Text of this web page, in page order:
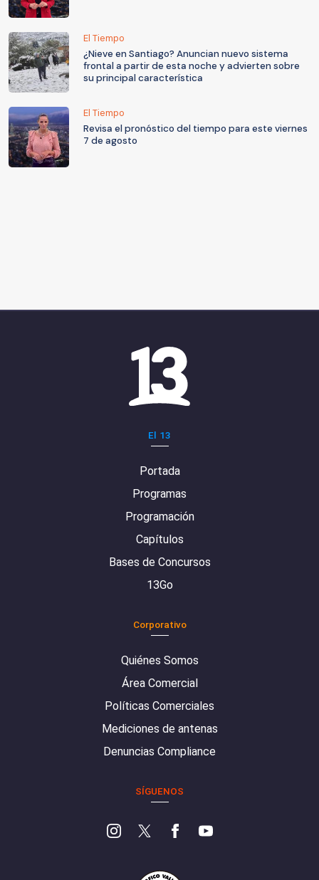
El Tiempo
¿Nieve en Santiago? Anuncian nuevo sistema
frontal a partir de esta noche y advierten sobre
su principal característica
El Tiempo
Revisa el pronóstico del tiempo para este viernes
7 de agosto
El 13
Portada
Programas
Programación
Capítulos
Bases de Concursos
13Go
Corporativo
Quiénes Somos
Área Comercial
Políticas Comerciales
Mediciones de antenas
Denuncias Compliance
SÍGUENOS